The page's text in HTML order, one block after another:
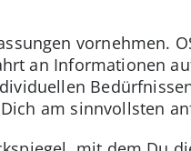
vornehmen.
an Informationen
am sinnvollsten